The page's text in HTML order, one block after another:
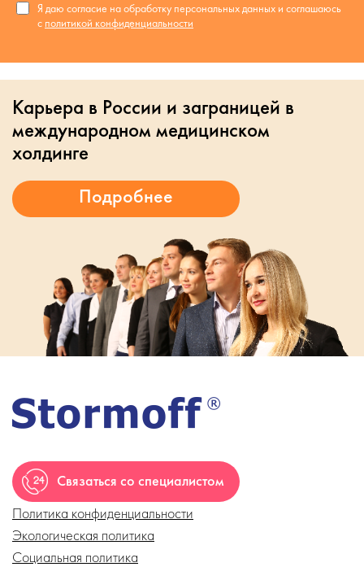
Я даю согласие на обработку персональных данных и соглашаюсь
с политикой конфиденциальности
Карьера в России и заграницей в
международном медицинском
холдинге
Связаться со специалистом
Политика конфиденциальности
Экологическая политика
Социальная политика